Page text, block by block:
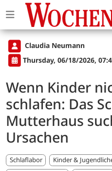
Claudia Neumann
Thursday, 06/18/2026,
Wenn Kinder
schlafen: Das
Mutterhaus
Ursachen
Schlaflabor Kinder &